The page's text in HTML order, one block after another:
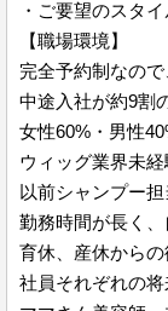
・ご要望のスタ
【職場環境】
完全予約制なの
中途入社が約9割
女性60%・男性
ウィッグ業界未
以前シャンプー
勤務時間が長く
育休、産休から
社員それぞれの